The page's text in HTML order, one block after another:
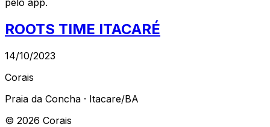
pelo app.
ROOTS TIME ITACARÉ
14/10/2023
Corais
Praia da Concha · Itacare/BA
© 2026 Corais